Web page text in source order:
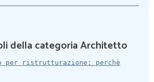
della categoria Architetto
per ristrutturazione: perchè